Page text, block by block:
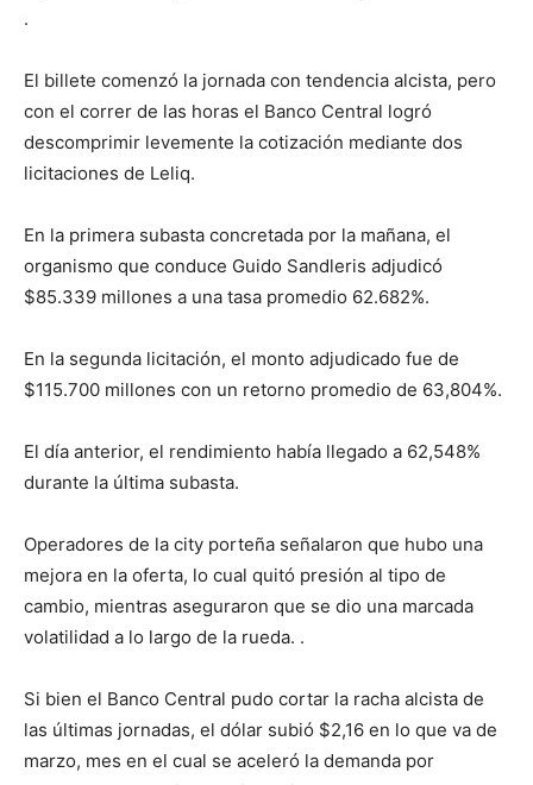
.
El billete comenzó la jornada con tendencia alcista, pero
con el correr de las horas el Banco Central logró
descomprimir levemente la cotización mediante dos
licitaciones de Leliq.
En la primera subasta concretada por la mañana, el
organismo que conduce Guido Sandleris adjudicó
$85.339 millones a una tasa promedio 62.682%.
En la segunda licitación, el monto adjudicado fue de
$115.700 millones con un retorno promedio de 63,804%.
El día anterior, el rendimiento había llegado a 62,548%
durante la última subasta.
Operadores de la city porteña señalaron que hubo una
mejora en la oferta, lo cual quitó presión al tipo de
cambio, mientras aseguraron que se dio una marcada
volatilidad a lo largo de la rueda. .
Si bien el Banco Central pudo cortar la racha alcista de
las últimas jornadas, el dólar subió $2,16 en lo que va de
marzo, mes en el cual se aceleró la demanda por